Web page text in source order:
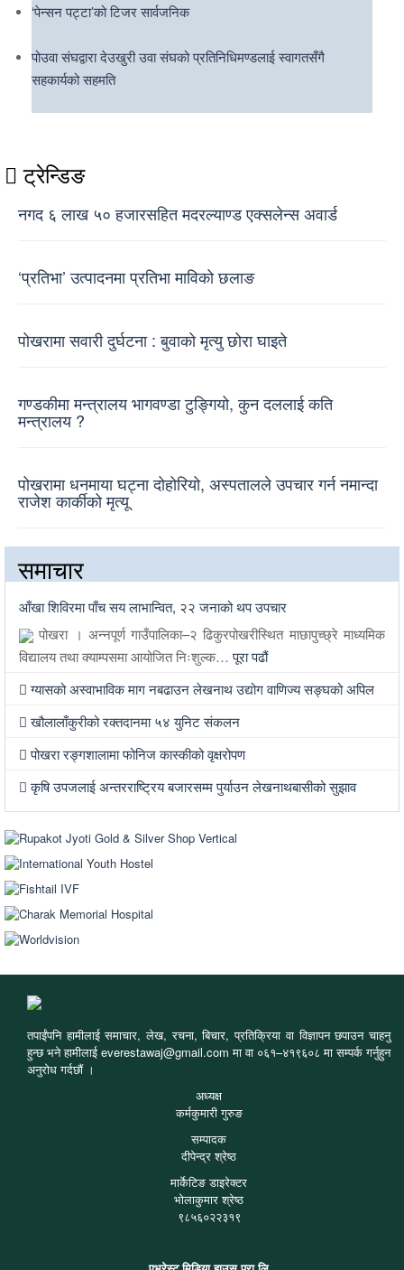
‘पेन्सन पट्टा’को टिजर सार्वजनिक
पोउवा संघद्वारा देउखुरी उवा संघको प्रतिनिधिमण्डलाई स्वागतसँगै
सहकार्यको सहमति
ट्रेन्डिङ
नगद ६ लाख ५० हजारसहित मदरल्याण्ड एक्सलेन्स अवार्ड
‘प्रतिभा’ उत्पादनमा प्रतिभा माविको छलाङ
पोखरामा सवारी दुर्घटना : बुवाको मृत्यु छोरा घाइते
गण्डकीमा मन्त्रालय भागवण्डा टुङ्गियो, कुन दललाई कति
मन्त्रालय ?
पोखरामा धनमाया घट्ना दोहोरियो, अस्पतालले उपचार गर्न नमान्दा
राजेश कार्कीको मृत्यू
समाचार
आँखा शिविरमा पाँच सय लाभान्वित, २२ जनाको थप उपचार
पोखरा । अन्नपूर्ण गाउँपालिका–२ ढिकुरपोखरीस्थित माछापुच्छ्रे माध्यमिक
विद्यालय तथा क्याम्पसमा आयोजित निःशुल्क…पूरा पढौं
ग्यासको अस्वाभाविक माग नबढाउन लेखनाथ उद्योग वाणिज्य सङ्घको अपिल
खौलालाँकुरीको रक्तदानमा ५४ युनिट संकलन
पोखरा रङ्गशालामा फोनिज कास्कीको वृक्षरोपण
कृषि उपजलाई अन्तरराष्ट्रिय बजारसम्म पुर्याउन लेखनाथबासीको सुझाव
तपाईंपनि हामीलाई समाचार, लेख, रचना, बिचार, प्रतिक्रिया वा विज्ञापन छपाउन चाहनु
हुन्छ भने हामीलाई everestawaj@gmail.com मा वा ०६१–४१९६०८ मा सम्पर्क गर्नुहुन
अनुरोध गर्दछौं ।
अध्यक्ष
कर्मकुमारी गुरुङ
सम्पादक
दीपेन्द्र श्रेष्ठ
मार्केटिङ डाइरेक्टर
भोलाकुमार श्रेष्ठ
९८५६०२२३१९